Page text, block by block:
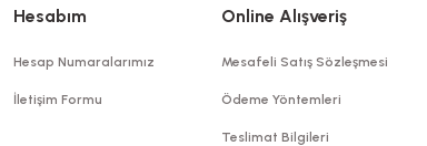
Hesabım
Hesap Numaralarımız
İletişim Formu
Online Alışveriş
Mesafeli Satış Sözleşmesi
Ödeme Yöntemleri
Teslimat Bilgileri